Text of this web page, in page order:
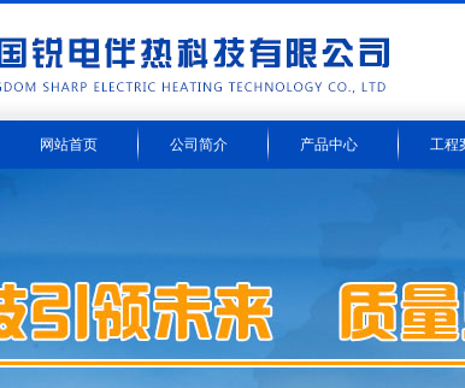
网站首页 公司简介 产品中心 工程